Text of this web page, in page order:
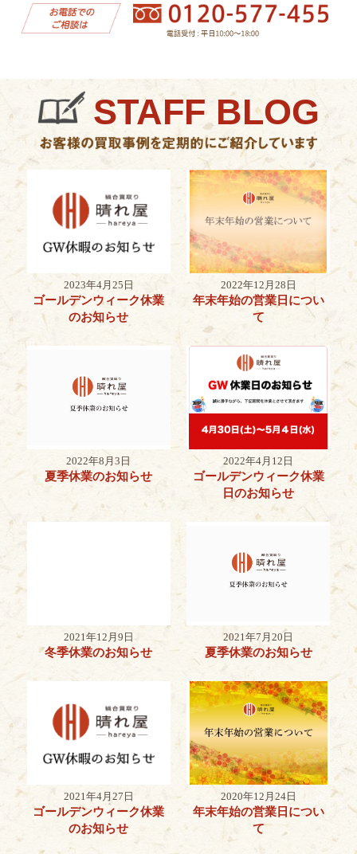
STAFF BLOG
2023年4月25日
ゴールデンウィーク休業
のお知らせ
2022年12月28日
年末年始の営業日につい
て
2022年8月3日
夏季休業のお知らせ
2022年4月12日
ゴールデンウィーク休業
日のお知らせ
2021年12月9日
冬季休業のお知らせ
2021年7月20日
夏季休業のお知らせ
2021年4月27日
ゴールデンウィーク休業
のお知らせ
2020年12月24日
年末年始の営業日につい
て